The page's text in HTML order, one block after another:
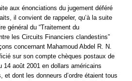
aux énonciations du jugement déféré
il convient de rappeler, qu’à la suite
général du “Traitement du
les Circuits Financiers clandestins”
concernant Mahamoud Abdel R. N.
sur son compte chèques postaux de
14 août 2001 en dollars américains
et dont les donneurs d’ordre étaient tous